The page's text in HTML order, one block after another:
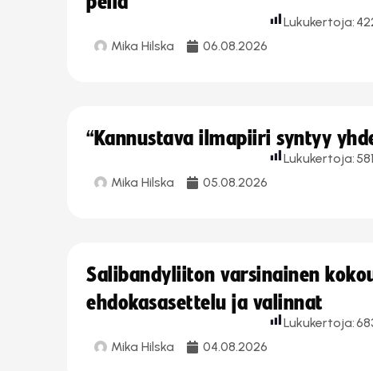
Mika Hilska 06.08.2026
Lukukertoja:
“Kannustava ilmapiiri syntyy
Mika Hilska 05.08.2026
Lukukertoja: 581
Salibandyliiton varsinainen
ehdokasasettelu ja valinnat
Mika Hilska 04.08.2026
Lukukertoja: